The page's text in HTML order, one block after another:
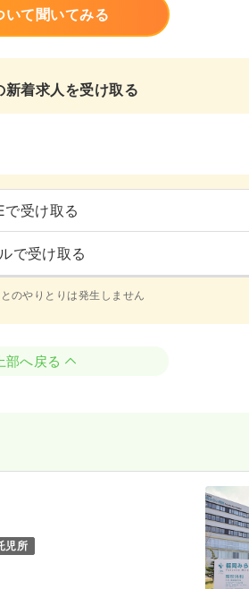
いて聞いてみる
新着求人を受け取る
で受け取る
で受け取る
のやりとりは発生しません
部へ戻る
児所